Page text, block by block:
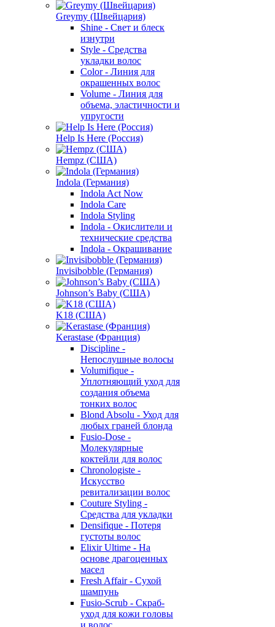
Greymy (Швейцария)
Shine - Свет и блеск
изнутри
Style - Средства
укладки волос
Color - Линия для
окрашенных волос
Volume - Линия для
объема, эластичности и
упругости
Help Is Here (Россия)
Hempz (США)
Indola (Германия)
Indola Act Now
Indola Care
Indola Styling
Indola - Окислители и
технические средства
Indola - Окрашивание
Invisibobble (Германия)
Johnson’s Baby (США)
K18 (США)
Kerastase (Франция)
Discipline -
Непослушные волосы
Volumifique -
Уплотняющий уход для
создания объема
тонких волос
Blond Absolu - Уход для
любых граней блонда
Fusio-Dose -
Молекулярные
коктейли для волос
Chronologiste -
Искусство
ревитализации волос
Couture Styling -
Средства для укладки
Densifique - Потеря
густоты волос
Elixir Ultime - На
основе драгоценных
масел
Fresh Affair - Сухой
шампунь
Fusio-Scrub - Скраб-
уход для кожи головы
и волос